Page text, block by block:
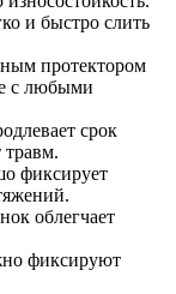
и быстро слить
протектором
с любыми
срок
фиксирует
облегчает
фиксируют